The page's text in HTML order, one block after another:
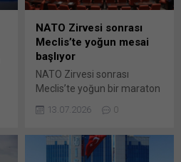
NATO Zirvesi sonrası
Meclis’te yoğun mesai
başlıyor
NATO Zirvesi sonrası
Meclis’te yoğun bir maraton
aylığı, 12’nci Yargı Paketi ve
yasa masadayken;
“Terörsüz Türkiye” çerçeve
13.07.2026 0